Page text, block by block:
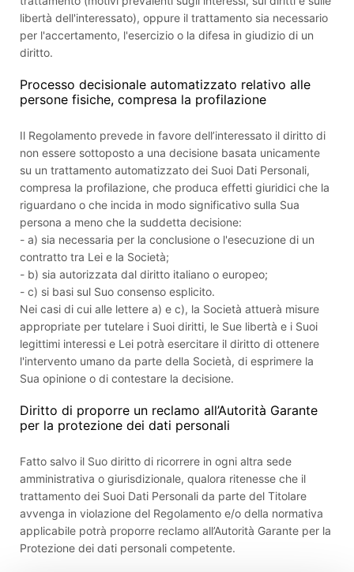
libertà dell'interessato), oppure il trattamento sia necessario
per l'accertamento, l'esercizio o la difesa in giudizio di un
diritto.
Processo decisionale automatizzato relativo alle
persone fisiche, compresa la profilazione
Il Regolamento prevede in favore dell’interessato il diritto di
non essere sottoposto a una decisione basata unicamente
su un trattamento automatizzato dei Suoi Dati Personali,
compresa la profilazione, che produca effetti giuridici che la
riguardano o che incida in modo significativo sulla Sua
persona a meno che la suddetta decisione:
- a) sia necessaria per la conclusione o l'esecuzione di un
contratto tra Lei e la Società;
- b) sia autorizzata dal diritto italiano o europeo;
- c) si basi sul Suo consenso esplicito.
Nei casi di cui alle lettere a) e c), la Società attuerà misure
appropriate per tutelare i Suoi diritti, le Sue libertà e i Suoi
legittimi interessi e Lei potrà esercitare il diritto di ottenere
l'intervento umano da parte della Società, di esprimere la
Sua opinione o di contestare la decisione.
Diritto di proporre un reclamo all’Autorità Garante
per la protezione dei dati personali
Fatto salvo il Suo diritto di ricorrere in ogni altra sede
amministrativa o giurisdizionale, qualora ritenesse che il
trattamento dei Suoi Dati Personali da parte del Titolare
avvenga in violazione del Regolamento e/o della normativa
applicabile potrà proporre reclamo all’Autorità Garante per la
Protezione dei dati personali competente.